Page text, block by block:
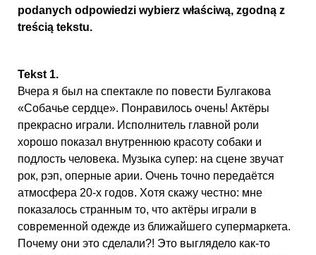
podanych odpowiedzi wybierz właściwą, zgodną z
treścią tekstu.
Tekst 1.
Вчера я был на спектакле по повести Булгакова
«Собачье сердце». Понравилось очень! Актёры
прекрасно играли. Исполнитель главной роли
хорошо показал внутреннюю красоту собаки и
подлость человека. Музыка супер: на сцене звучат
рок, рэп, оперные арии. Очень точно передаётся
атмосфера 20-х годов. Хотя скажу честно: мне
показалось странным то, что актёры играли в
современной одежде из ближайшего супермаркета.
Почему они это сделали?! Это выглядело как-то